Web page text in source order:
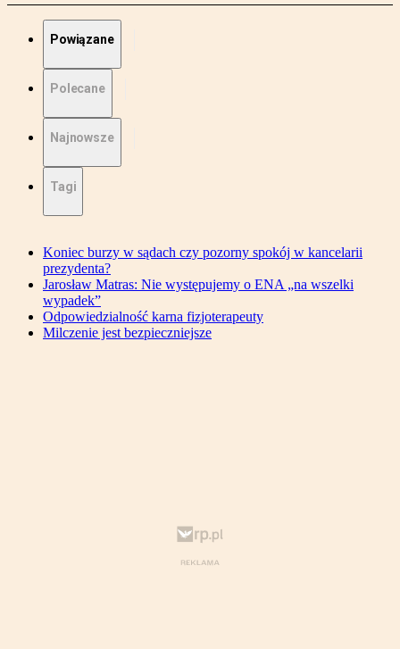
Powiązane
Polecane
Najnowsze
Tagi
Koniec burzy w sądach czy pozorny spokój w kancelarii
prezydenta?
Jarosław Matras: Nie występujemy o ENA „na wszelki
wypadek”
Odpowiedzialność karna fizjoterapeuty
Milczenie jest bezpieczniejsze